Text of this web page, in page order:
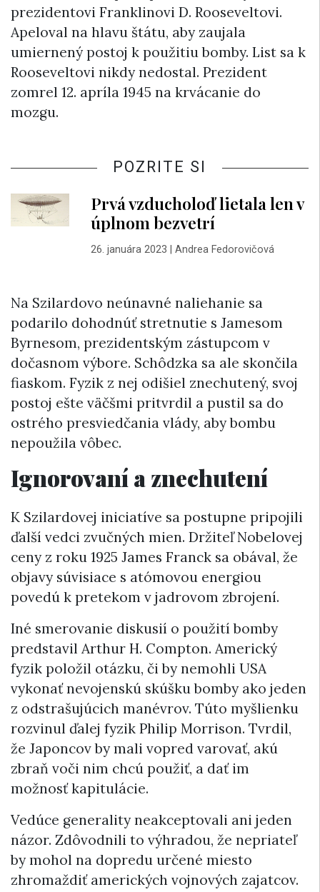
prezidentovi Franklinovi D. Rooseveltovi.
Apeloval na hlavu štátu, aby zaujala
umiernený postoj k použitiu bomby. List sa k
Rooseveltovi nikdy nedostal. Prezident
zomrel 12. apríla 1945 na krvácanie do
mozgu.
POZRITE SI
Prvá vzducholoď lietala len v
úplnom bezvetrí
26. januára 2023 Andrea Fedorovičová
Na Szilardovo neúnavné naliehanie sa
podarilo dohodnúť stretnutie s Jamesom
Byrnesom, prezidentským zástupcom v
dočasnom výbore. Schôdzka sa ale skončila
fiaskom. Fyzik z nej odišiel znechutený, svoj
postoj ešte väčšmi pritvrdil a pustil sa do
ostrého presviedčania vlády, aby bombu
nepoužila vôbec.
Ignorovaní a znechutení
K Szilardovej iniciatíve sa postupne pripojili
ďalší vedci zvučných mien. Držiteľ Nobelovej
ceny z roku 1925 James Franck sa obával, že
objavy súvisiace s atómovou energiou
povedú k pretekom v jadrovom zbrojení.
Iné smerovanie diskusií o použití bomby
predstavil Arthur H. Compton. Americký
fyzik položil otázku, či by nemohli USA
vykonať nevojenskú skúšku bomby ako jeden
z odstrašujúcich manévrov. Túto myšlienku
rozvinul ďalej fyzik Philip Morrison. Tvrdil,
že Japoncov by mali vopred varovať, akú
zbraň voči nim chcú použiť, a dať im
možnosť kapitulácie.
Vedúce generality neakceptovali ani jeden
názor. Zdôvodnili to výhradou, že nepriateľ
by mohol na dopredu určené miesto
zhromaždiť amerických vojnových zajatcov.